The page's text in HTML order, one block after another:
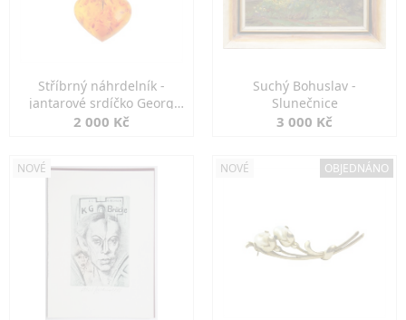
Stříbrný náhrdelník -
jantarové srdíčko Georg
Kramer
2 000 Kč
Suchý Bohuslav -
Slunečnice
3 000 Kč
NOVÉ NOVÉ OBJEDNÁNO